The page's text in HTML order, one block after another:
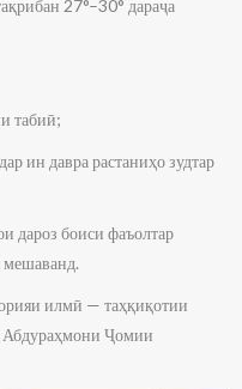
27°–30° дараҷа
табиӣ;
ин давра растаниҳо зудтар
дароз боиси фаъолтар
мешаванд.
илмӣ — таҳқиқотии
Ҷомии